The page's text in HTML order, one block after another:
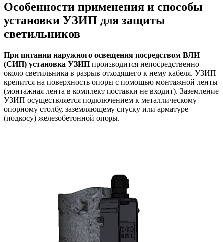
Особенности применения и способы
установки УЗИП для защиты
светильников
При питании наружного освещения посредством ВЛИ
(СИП) установка УЗИП производится непосредственно
около светильника в разрыв отходящего к нему кабеля. УЗИП
крепится на поверхность опоры с помощью монтажной ленты
(монтажная лента в комплект поставки не входит). Заземление
УЗИП осуществляется подключением к металлическому
опорному столбу, заземляющему спуску или арматуре
(подкосу) железобетонной опоры.